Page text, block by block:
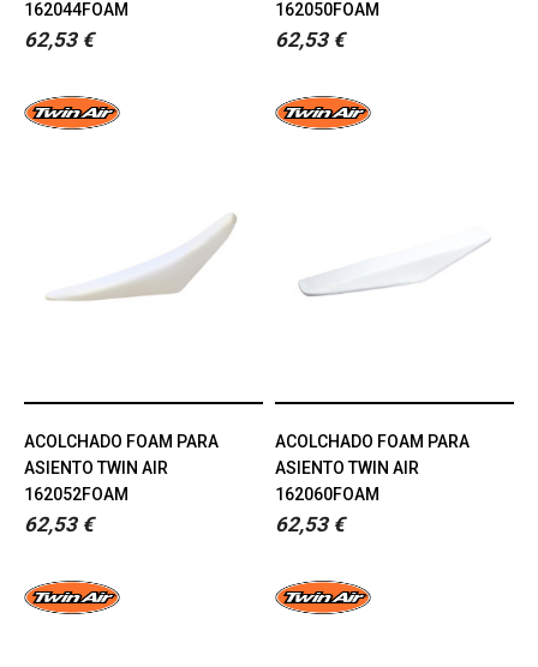
162044FOAM
62,53 €
162050FOAM
62,53 €
ACOLCHADO FOAM PARA
ASIENTO TWIN AIR
162052FOAM
62,53 €
ACOLCHADO FOAM PARA
ASIENTO TWIN AIR
162060FOAM
62,53 €